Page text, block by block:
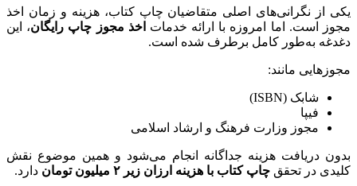
یکی از نگرانی‌های اصلی متقاضیان چاپ کتاب، هزینه و زمان اخذ
مجوز است. اما امروزه با ارائه خدمات اخذ مجوز چاپ رایگان، این
دغدغه به‌طور کامل برطرف شده است.
مجوزهایی مانند:
شابک (ISBN)
فیپا
مجوز وزارت فرهنگ و ارشاد اسلامی
بدون دریافت هزینه جداگانه انجام می‌شود و همین موضوع نقش
کلیدی در تحقق چاپ کتاب با هزینه ارزان زیر ۲ میلیون تومان دارد.